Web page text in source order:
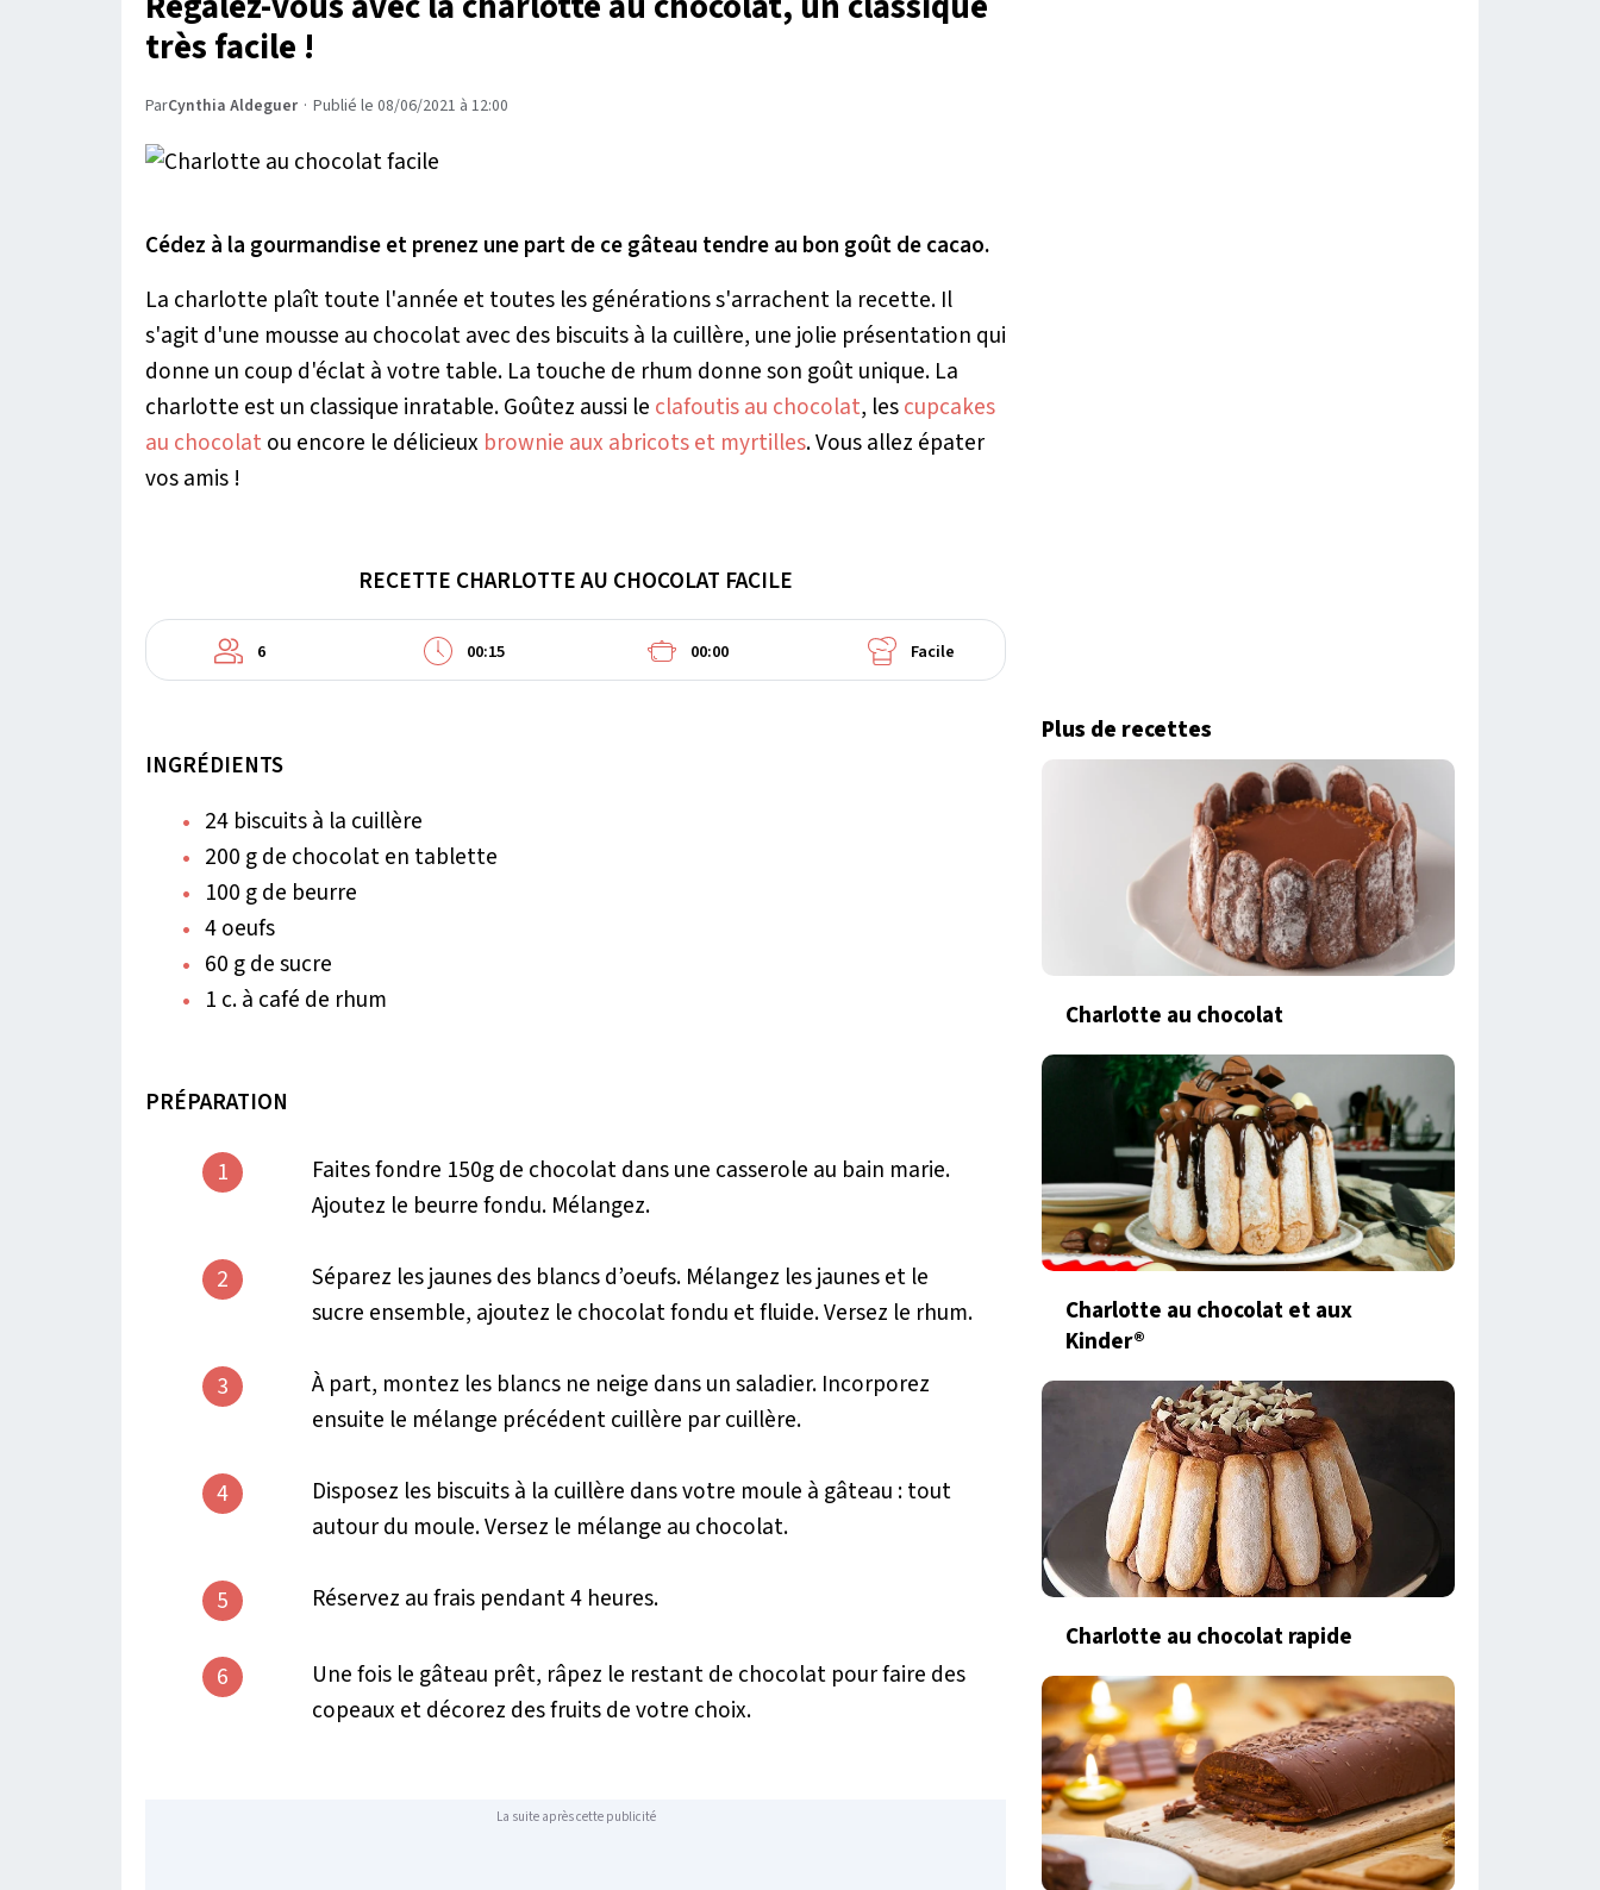
très facile !
ParCynthia Aldeguer · Publié le 08/06/2021 à 12:00
Cédez à la gourmandise et prenez une part de ce gâteau tendre au bon goût de cacao.
La charlotte plaît toute l'année et toutes les générations s'arrachent la recette. Il
s'agit d'une mousse au chocolat avec des biscuits à la cuillère, une jolie présentation qui
donne un coup d'éclat à votre table. La touche de rhum donne son goût unique. La
charlotte est un classique inratable. Goûtez aussi le clafoutis au chocolat, lescupcakes
au chocolatou encore le délicieux brownie aux abricots et myrtilles. Vous allez épater
vos amis !
RECETTE CHARLOTTE AU CHOCOLAT FACILE
6 00:15 00:00 Facile
INGRÉDIENTS
24 biscuits à la cuillère
200 g de chocolat en tablette
100 g de beurre
4 oeufs
60 g de sucre
1 c. à café de rhum
PRÉPARATION
1
Faites fondre 150g de chocolat dans une casserole au bain marie.
Ajoutez le beurre fondu. Mélangez.
2
Séparez les jaunes des blancs d’oeufs. Mélangez les jaunes et le
sucre ensemble, ajoutez le chocolat fondu et fluide. Versez le rhum.
3
À part, montez les blancs ne neige dans un saladier. Incorporez
ensuite le mélange précédent cuillère par cuillère.
4
Disposez les biscuits à la cuillère dans votre moule à gâteau : tout
autour du moule. Versez le mélange au chocolat.
5 Réservez au frais pendant 4 heures.
6
Une fois le gâteau prêt, râpez le restant de chocolat pour faire des
copeaux et décorez des fruits de votre choix.
La suite après cette publicité
Plus de recettes
Charlotte au chocolat
Charlotte au chocolat et aux
Kinder®
Charlotte au chocolat rapide